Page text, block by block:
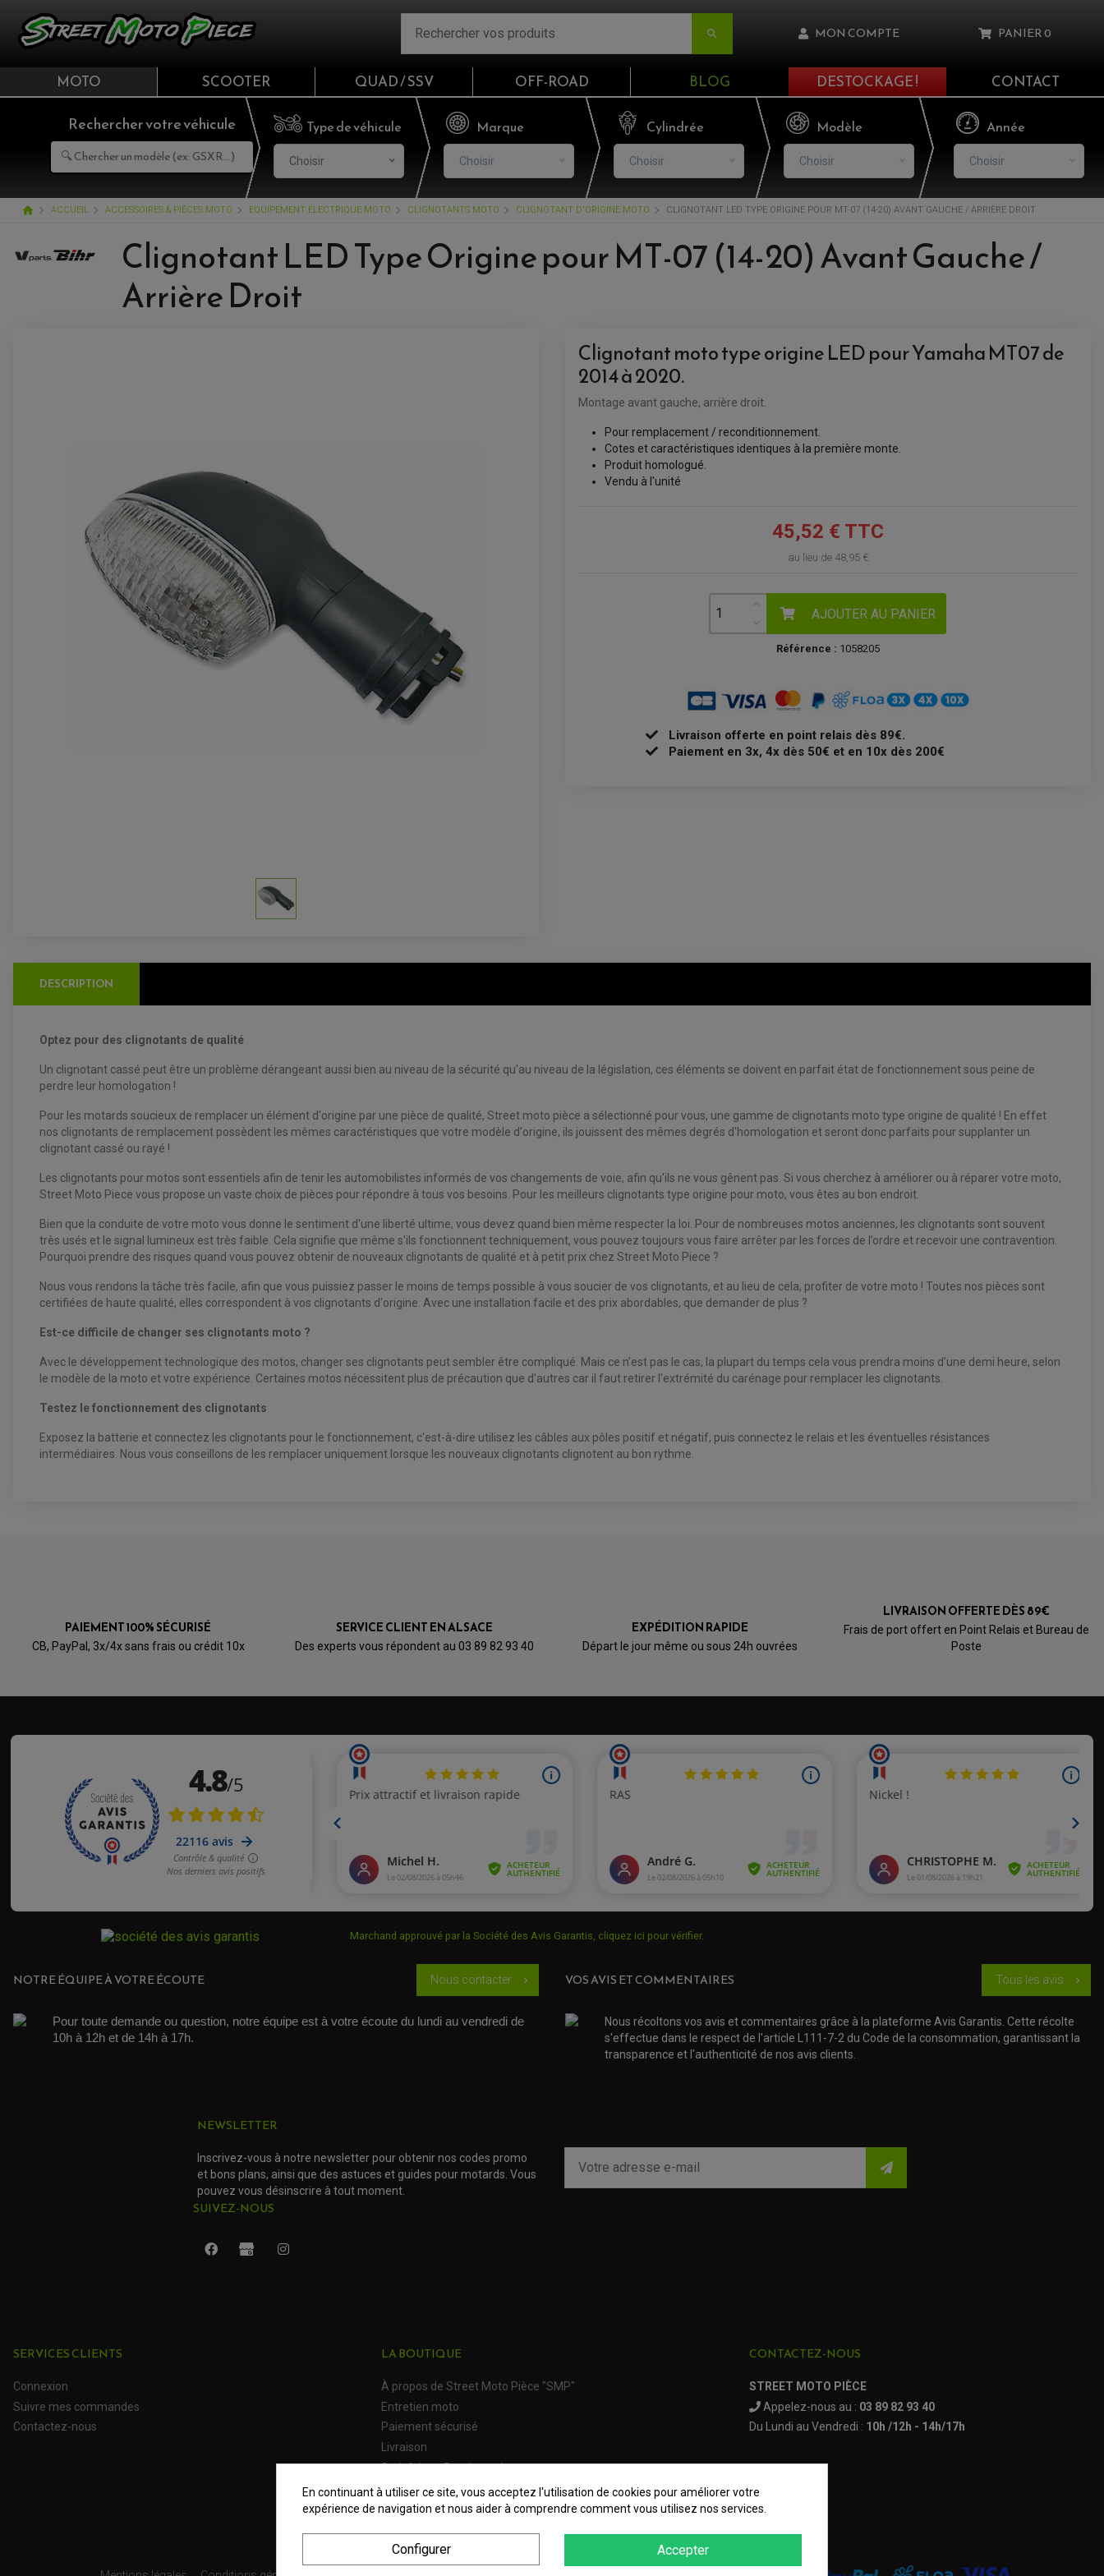
 MON COMPTE
Email
Mot de passe
CONNEXION
PANIER0
Il n'y a aucun produit dans votre panier
MOTO SCOOTER QUAD / SSV OFF-ROAD BLOG DESTOCKAGE ! CONTACT
Rechercher votre véhicule Type de véhicule
Choisir
Marque
Choisir
Cylindrée
Choisir
Modèle
Choisir
Année
Choisir
home ACCUEIL ACCESSOIRES & PIÈCES MOTO EQUIPEMENT ÉLECTRIQUE MOTO CLIGNOTANTS MOTO CLIGNOTANT D'ORIGINE MOTO CLIGNOTANT LED TYPE ORIGINE POUR MT-07 (14-20) AVANT GAUCHE / ARRIÈRE DROIT
Clignotant LED Type Origine pour MT-07 (14-20) Avant Gauche /
Arrière Droit
Clignotant moto type origine LED pour Yamaha MT07 de
2014 à 2020.
Montage avant gauche, arrière droit.
Pour remplacement / reconditionnement.
Cotes et caractéristiques identiques à la première monte.
Produit homologué.
Vendu à l'unité
45,52 € TTC
au lieu de 48,95 €
AJOUTER AU PANIER
Référence : 1058205
Livraison offerte en point relais dès 89€.
Paiement en 3x, 4x dès 50€ et en 10x dès 200€
DESCRIPTION
Optez pour des clignotants de qualité
Un clignotant cassé peut être un problème dérangeant aussi bien au niveau de la sécurité qu'au niveau de la législation, ces éléments se doivent en parfait état de fonctionnement sous peine de
perdre leur homologation !
Pour les motards soucieux de remplacer un élément d'origine par une pièce de qualité, Street moto pièce a sélectionné pour vous, une gamme de clignotants moto type origine de qualité ! En effet
nos clignotants de remplacement possèdent les mêmes caractéristiques que votre modèle d'origine, ils jouissent des mêmes degrés d'homologation et seront donc parfaits pour supplanter un
clignotant cassé ou rayé !
Les clignotants pour motos sont essentiels afin de tenir les automobilistes informés de vos changements de voie, afin qu'ils ne vous gênent pas. Si vous cherchez à améliorer ou à réparer votre moto,
Street Moto Piece vous propose un vaste choix de pièces pour répondre à tous vos besoins. Pour les meilleurs clignotants type origine pour moto, vous êtes au bon endroit.
Bien que la conduite de votre moto vous donne le sentiment d'une liberté ultime, vous devez quand bien même respecter la loi. Pour de nombreuses motos anciennes, les clignotants sont souvent
très usés et le signal lumineux est très faible. Cela signifie que même s'ils fonctionnent techniquement, vous pouvez toujours vous faire arrêter par les forces de l’ordre et recevoir une contravention.
Pourquoi prendre des risques quand vous pouvez obtenir de nouveaux clignotants de qualité et à petit prix chez Street Moto Piece ?
Nous vous rendons la tâche très facile, afin que vous puissiez passer le moins de temps possible à vous soucier de vos clignotants, et au lieu de cela, profiter de votre moto ! Toutes nos pièces sont
certifiées de haute qualité, elles correspondent à vos clignotants d'origine. Avec une installation facile et des prix abordables, que demander de plus ?
Est-ce difficile de changer ses clignotants moto ?
Avec le développement technologique des motos, changer ses clignotants peut sembler être compliqué. Mais ce n’est pas le cas, la plupart du temps cela vous prendra moins d’une demi heure, selon
le modèle de la moto et votre expérience. Certaines motos nécessitent plus de précaution que d’autres car il faut retirer l'extrémité du carénage pour remplacer les clignotants.
Testez le fonctionnement des clignotants
Exposez la batterie et connectez les clignotants pour le fonctionnement, c'est-à-dire utilisez les câbles aux pôles positif et négatif, puis connectez le relais et les éventuelles résistances
intermédiaires. Nous vous conseillons de les remplacer uniquement lorsque les nouveaux clignotants clignotent au bon rythme.
PAIEMENT 100% SÉCURISÉ
CB, PayPal, 3x/4x sans frais ou crédit 10x
SERVICE CLIENT EN ALSACE
Des experts vous répondent au 03 89 82 93 40
EXPÉDITION RAPIDE
Départ le jour même ou sous 24h ouvrées
LIVRAISON OFFERTE DÈS 89€
Frais de port offert en Point Relais et Bureau de
Poste
Marchand approuvé par la Société des Avis Garantis, cliquez ici pour vérifier.
NOTRE ÉQUIPE À VOTRE ÉCOUTE Nous contacter chevron_right
Pour toute demande ou question, notre équipe est à votre écoute du lundi au vendredi de
10h à 12h et de 14h à 17h.
VOS AVIS ET COMMENTAIRES Tous les avis chevron_right
Nous récoltons vos avis et commentaires grâce à la plateforme Avis Garantis. Cette récolte
s'effectue dans le respect de l'article L111-7-2 du Code de la consommation, garantissant la
transparence et l'authenticité de nos avis clients.
NEWSLETTER
Inscrivez-vous à notre newsletter pour obtenir nos codes promo
et bons plans, ainsi que des astuces et guides pour motards. Vous
pouvez vous désinscrire à tout moment.
SUIVEZ-NOUS
SERVICES CLIENTS
Connexion
Suivre mes commandes
Contactez-nous
LA BOUTIQUE
À propos de Street Moto Pièce "SMP"
Entretien moto
Paiement sécurisé
Livraison
Satisfait ou Remboursé
CONTACTEZ-NOUS
STREET MOTO PIÈCE
Appelez-nous au : 03 89 82 93 40
Du Lundi au Vendredi : 10h /12h - 14h/17h
En continuant à utiliser ce site, vous acceptez l'utilisation de cookies pour améliorer votre
expérience de navigation et nous aider à comprendre comment vous utilisez nos services.
Configurer Accepter